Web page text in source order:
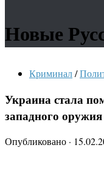
Новые
Криминал/
Украина стала
западного оружия
Опубликовано ·